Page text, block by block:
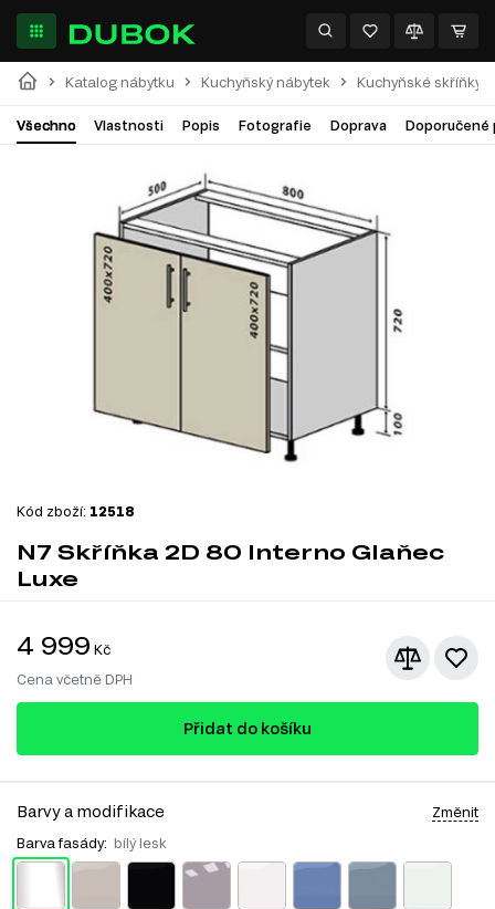
Katalog nábytku Kuchyňský nábytek Kuchyňské skříňky
Všechno Vlastnosti Popis Fotografie Doprava Doporučené
Kód zboží: 12518
N7 Skříňka 2D 80 Interno Glaňec
Luxe
4 999 Kč
Cena včetně DPH
Přidat do košíku
Barvy a modifikace Změnit
Barva fasády: bílý lesk